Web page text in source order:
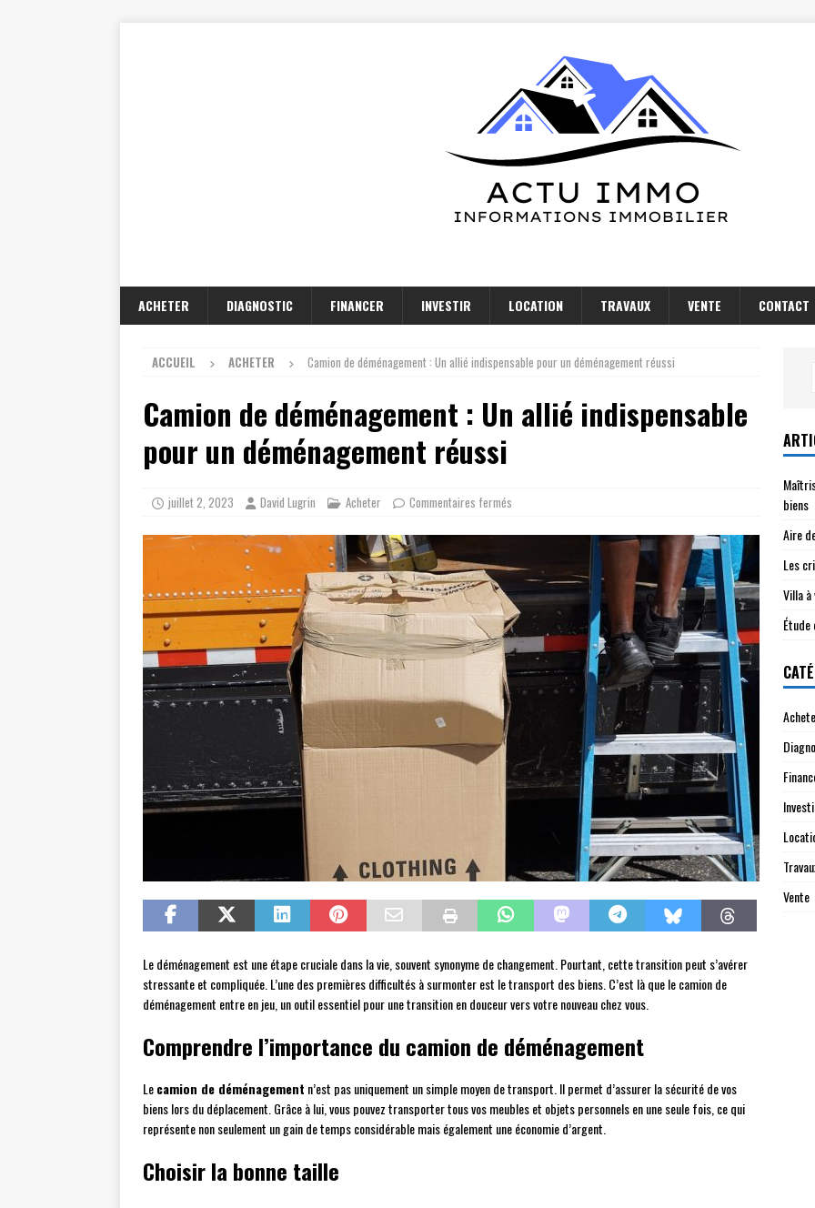
ACHETER DIAGNOSTIC FINANCER INVESTIR LOCATION TRAVAUX VENTE CONTACT
ACCUEIL ACHETER Camion de déménagement : Un allié indispensable pour un déménagement réussi
Camion de déménagement : Un allié indispensable
pour un déménagement réussi
juillet 2, 2023 David Lugrin Acheter Commentaires fermés
Le déménagement est une étape cruciale dans la vie, souvent synonyme de changement. Pourtant, cette transition peut s’avérer
stressante et compliquée. L’une des premières difficultés à surmonter est le transport des biens. C’est là que le camion de
déménagement entre en jeu, un outil essentiel pour une transition en douceur vers votre nouveau chez vous.
Comprendre l’importance du camion de déménagement
Lecamion de déménagement n’est pas uniquement un simple moyen de transport. Il permet d’assurer la sécurité de vos
biens lors du déplacement. Grâce à lui, vous pouvez transporter tous vos meubles et objets personnels en une seule fois, ce qui
représente non seulement un gain de temps considérable mais également une économie d’argent.
Choisir la bonne taille
biens
Aire
Les
Villa
Vente